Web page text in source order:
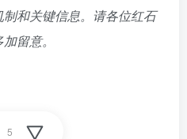
和关键信息。请各位红石
留意。
5